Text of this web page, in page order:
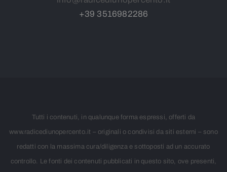
+39 3516982286
Tutti i contenuti, in qualunque forma espressi, offerti da
www.radicediunopercento.it – originali o condivisi da siti esterni – sono
redatti con la massima cura/diligenza e sottoposti ad un accurato
controllo. Le fonti dei contenuti pubblicati in questo sito, ove presenti,